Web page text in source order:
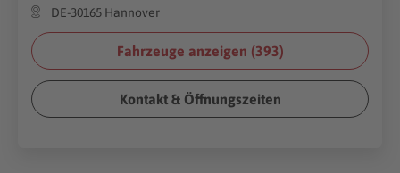
DE-30165 Hannover
Fahrzeuge anzeigen (393)
Kontakt & Öffnungszeiten